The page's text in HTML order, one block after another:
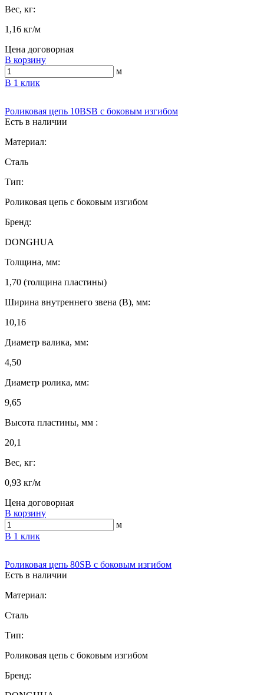
Вес, кг:
1,16 кг/м
Цена договорная
В корзину
м
В 1 клик
Роликовая цепь 10BSB с боковым изгибом
Есть в наличии
Материал:
Сталь
Тип:
Роликовая цепь с боковым изгибом
Бренд:
DONGHUA
Толщина, мм:
1,70 (толщина пластины)
Ширина внутреннего звена (B), мм:
10,16
Диаметр валика, мм:
4,50
Диаметр ролика, мм:
9,65
Высота пластины, мм :
20,1
Вес, кг:
0,93 кг/м
Цена договорная
В корзину
м
В 1 клик
Роликовая цепь 80SB с боковым изгибом
Есть в наличии
Материал:
Сталь
Тип:
Роликовая цепь с боковым изгибом
Бренд: